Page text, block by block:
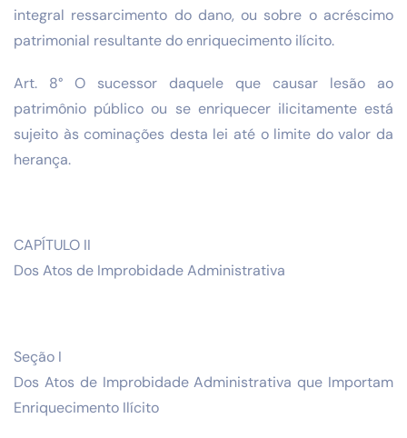
integral ressarcimento do dano, ou sobre o acréscimo
patrimonial resultante do enriquecimento ilícito.
Art. 8° O sucessor daquele que causar lesão ao
patrimônio público ou se enriquecer ilicitamente está
sujeito às cominações desta lei até o limite do valor da
herança.
CAPÍTULO II
Dos Atos de Improbidade Administrativa
Seção I
Dos Atos de Improbidade Administrativa que Importam
Enriquecimento Ilícito